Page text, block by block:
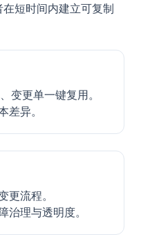
短时间内建立可复制
变更单一键复用。
差异。
更流程。
治理与透明度。